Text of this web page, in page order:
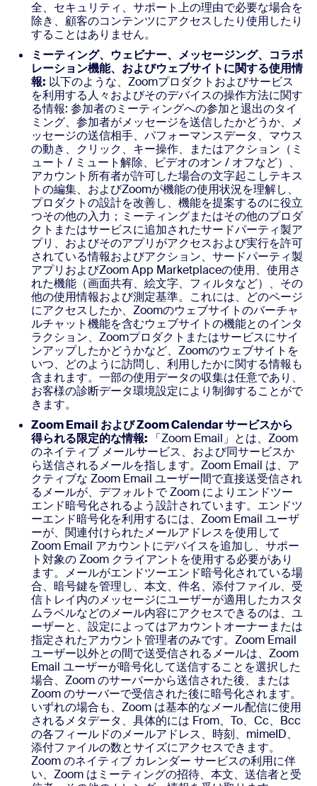
全、セキュリティ、サポート上の理由で必要な場合を
除き、顧客のコンテンツにアクセスしたり使用したり
することはありません。
ミーティング、ウェビナー、メッセージング、コラボ
レーション機能、およびウェブサイトに関する使用情
報: 以下のような、Zoomプロダクトおよびサービス
を利用する人々およびそのデバイスの操作方法に関す
る情報: 参加者のミーティングへの参加と退出のタイ
ミング、参加者がメッセージを送信したかどうか、メ
ッセージの送信相手、パフォーマンスデータ、マウス
の動き、クリック、キー操作、またはアクション（ミ
ュート / ミュート解除、ビデオのオン / オフなど）、
アカウント所有者が許可した場合の文字起こしテキス
トの編集、およびZoomが機能の使用状況を理解し、
プロダクトの設計を改善し、機能を提案するのに役立
つその他の入力；ミーティングまたはその他のプロダ
クトまたはサービスに追加されたサードパーティ製ア
プリ、およびそのアプリがアクセスおよび実行を許可
されている情報およびアクション、サードパーティ製
アプリおよびZoom App Marketplaceの使用、使用さ
れた機能（画面共有、絵文字、フィルタなど）、その
他の使用情報および測定基準。これには、どのページ
にアクセスしたか、Zoomのウェブサイトのバーチャ
ルチャット機能を含むウェブサイトの機能とのインタ
ラクション、Zoomプロダクトまたはサービスにサイ
ンアップしたかどうかなど、Zoomのウェブサイトを
いつ、どのように訪問し、利用したかに関する情報も
含まれます。一部の使用データの収集は任意であり、
お客様の診断データ環境設定により制御することがで
きます。
Zoom Email および Zoom Calendar サービスから
得られる限定的な情報:
「Zoom Email」とは、Zoom
のネイティブ メールサービス、および同サービスか
ら送信されるメールを指します。Zoom Email は、ア
クティブな Zoom Email ユーザー間で直接送受信され
るメールが、デフォルトで Zoom によりエンドツー
エンド暗号化されるよう設計されています。エンドツ
ーエンド暗号化を利用するには、Zoom Email ユーザ
ーが、関連付けられたメールアドレスを使用して
Zoom Email アカウントにデバイスを追加し、サポー
ト対象の Zoom クライアントを使用する必要があり
ます。メールがエンドツーエンド暗号化されている場
合、暗号鍵を管理し、本文、件名、添付ファイル、受
信トレイ内のメッセージにユーザーが適用したカスタ
ムラベルなどのメール内容にアクセスできるのは、ユ
ーザーと、設定によってはアカウントオーナーまたは
指定されたアカウント管理者のみです。Zoom Email
ユーザー以外との間で送受信されるメールは、Zoom
Email ユーザーが暗号化して送信することを選択した
場合、Zoom のサーバーから送信された後、または
Zoom のサーバーで受信された後に暗号化されます。
いずれの場合も、Zoom は基本的なメール配信に使用
されるメタデータ、具体的には From、To、Cc、Bcc
の各フィールドのメールアドレス、時刻、mimeID、
添付ファイルの数とサイズにアクセスできます。
Zoom のネイティブ カレンダー サービスの利用に伴
い、Zoom はミーティングの招待、本文、送信者と受